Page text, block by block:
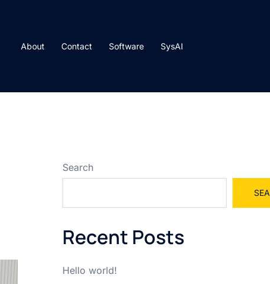
About Contact Software SysAI
Search
Recent Posts
Hello world!